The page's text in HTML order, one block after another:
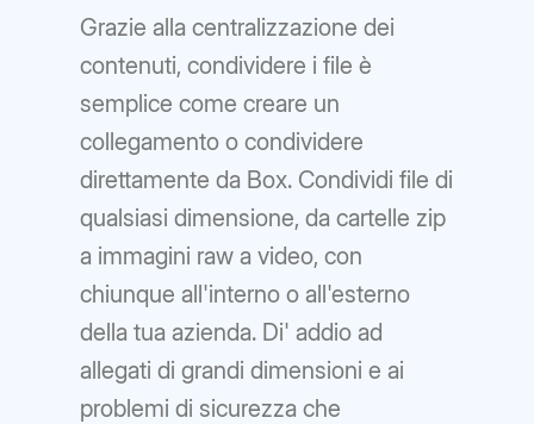
Grazie alla centralizzazione dei
contenuti, condividere i file è
semplice come creare un
collegamento o condividere
direttamente da Box. Condividi file di
qualsiasi dimensione, da cartelle zip
a immagini raw a video, con
chiunque all'interno o all'esterno
della tua azienda. Di' addio ad
allegati di grandi dimensioni e ai
problemi di sicurezza che